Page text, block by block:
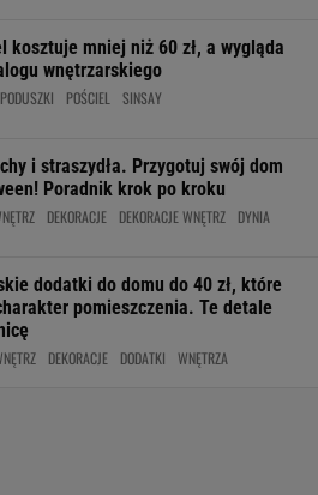
kosztuje mniej niż 60 zł, a wygląda
wnętrzarskiego
PODUSZKI POŚCIEL SINSAY
i straszydła. Przygotuj swój dom
Poradnik krok po kroku
DEKORACJE DEKORACJE WNĘTRZ DYNIA
dodatki do domu do 40 zł, które
pomieszczenia. Te detale
DEKORACJE DODATKI WNĘTRZA